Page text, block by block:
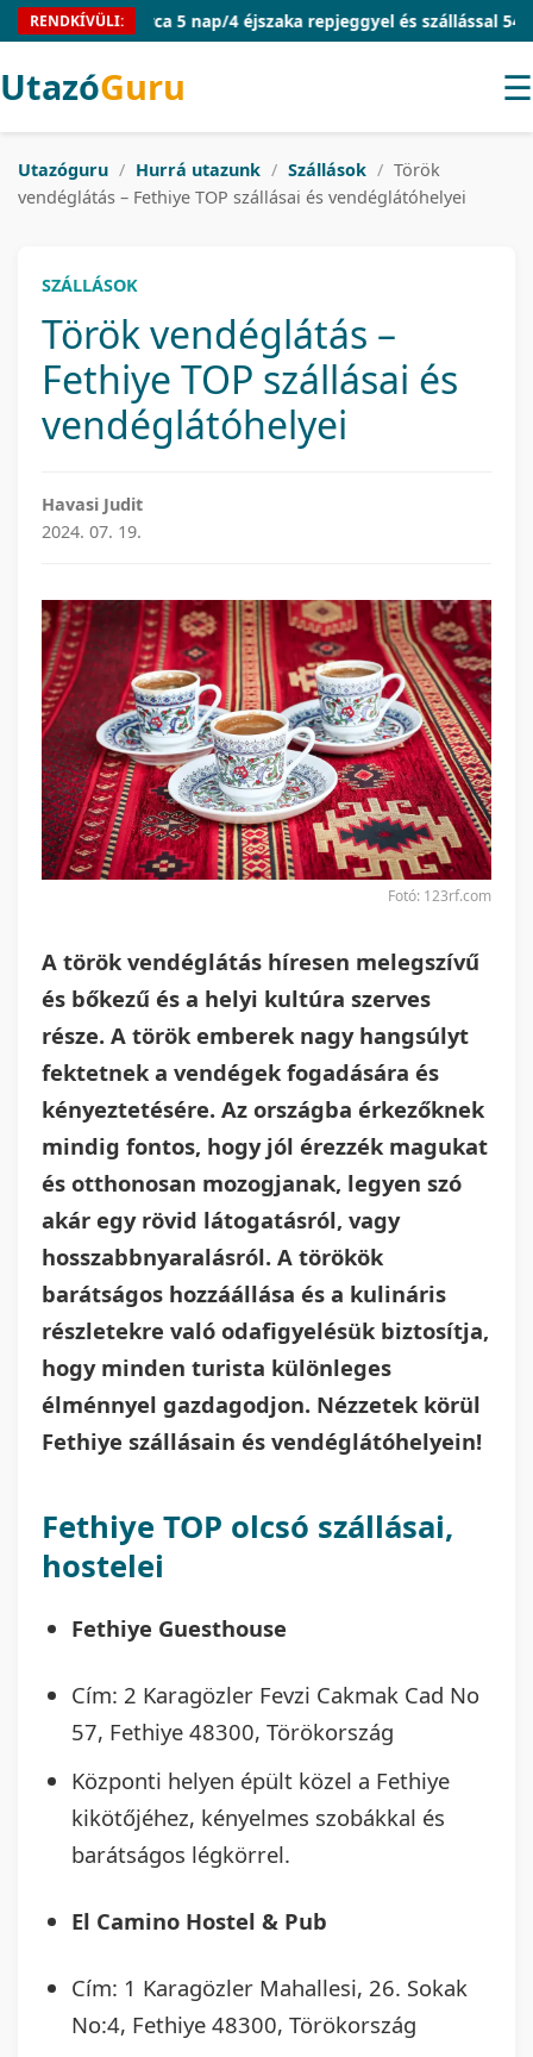
RENDKÍVÜLI:
Mallorca 5 nap/4 éjszaka repjeggyel és szállással 54.910 Ft/
UtazóGuru ☰
Utazóguru / Hurrá utazunk / Szállások / Török
vendéglátás – Fethiye TOP szállásai és vendéglátóhelyei
SZÁLLÁSOK
Török vendéglátás –
Fethiye TOP szállásai és
vendéglátóhelyei
Havasi Judit
2024. 07. 19.
Fotó: 123rf.com
A török vendéglátás híresen melegszívű
és bőkezű és a helyi kultúra szerves
része. A török emberek nagy hangsúlyt
fektetnek a vendégek fogadására és
kényeztetésére. Az országba érkezőknek
mindig fontos, hogy jól érezzék magukat
és otthonosan mozogjanak, legyen szó
akár egy rövid látogatásról, vagy
hosszabbnyaralásról. A törökök
barátságos hozzáállása és a kulináris
részletekre való odafigyelésük biztosítja,
hogy minden turista különleges
élménnyel gazdagodjon. Nézzetek körül
Fethiye szállásain és vendéglátóhelyein!
Fethiye TOP olcsó szállásai,
hostelei
Fethiye Guesthouse
Cím: 2 Karagözler Fevzi Cakmak Cad No
57, Fethiye 48300, Törökország
Központi helyen épült közel a Fethiye
kikötőjéhez, kényelmes szobákkal és
barátságos légkörrel.
El Camino Hostel & Pub
Cím: 1 Karagözler Mahallesi, 26. Sokak
No:4, Fethiye 48300, Törökország